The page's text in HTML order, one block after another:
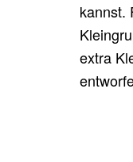
kannst.
extra